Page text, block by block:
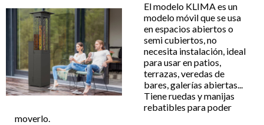
El modelo KLIMA es un
modelo móvil que se usa
en espacios abiertos o
semi cubiertos, no
necesita instalación, ideal
para usar en patios,
terrazas, veredas de
bares, galerías abiertas...
Tiene ruedas y manijas
rebatibles para poder
moverlo.